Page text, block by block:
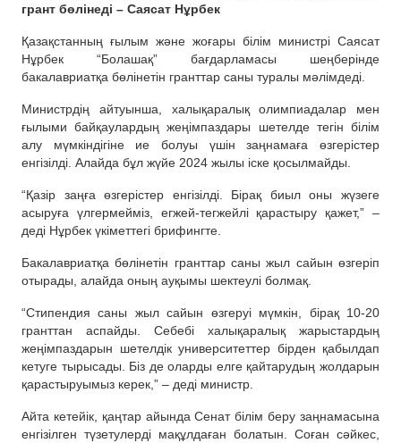
грант бөлінеді – Саясат Нұрбек
Қазақстанның ғылым және жоғары білім министрі Саясат
Нұрбек “Болашақ” бағдарламасы шеңберінде
бакалавриатқа бөлінетін гранттар саны туралы мәлімдеді.
Министрдің айтуынша, халықаралық олимпиадалар мен
ғылыми байқаулардың жеңімпаздары шетелде тегін білім
алу мүмкіндігіне ие болуы үшін заңнамаға өзгерістер
енгізілді. Алайда бұл жүйе 2024 жылы іске қосылмайды.
“Қазір заңға өзгерістер енгізілді. Бірақ биыл оны жүзеге
асыруға үлгермейміз, егжей-тегжейлі қарастыру қажет,” –
деді Нұрбек үкіметтегі брифингте.
Бакалавриатқа бөлінетін гранттар саны жыл сайын өзгеріп
отырады, алайда оның ауқымы шектеулі болмақ.
“Стипендия саны жыл сайын өзгеруі мүмкін, бірақ 10-20
гранттан аспайды. Себебі халықаралық жарыстардың
жеңімпаздарын шетелдік университеттер бірден қабылдап
кетуге тырысады. Біз де оларды елге қайтарудың жолдарын
қарастыруымыз керек,” – деді министр.
Айта кетейік, қаңтар айында Сенат білім беру заңнамасына
енгізілген түзетулерді мақұлдаған болатын. Соған сәйкес,